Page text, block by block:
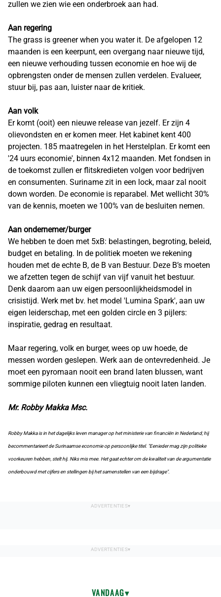
zullen we zien wie een onderbroek aan had.
Aan regering
The grass is greener when you water it. De afgelopen 12
maanden is een keerpunt, een overgang naar nieuwe tijd,
een nieuwe verhouding tussen economie en hoe wij de
opbrengsten onder de mensen zullen verdelen. Evalueer,
stuur bij, pas aan, luister naar de kritiek.
Aan volk
Er komt (ooit) een nieuwe release van jezelf. Er zijn 4
olievondsten en er komen meer. Het kabinet kent 400
projecten. 185 maatregelen in het Herstelplan. Er komt een
'24 uurs economie', binnen 4x12 maanden. Met fondsen in
de toekomst zullen er flitskredieten volgen voor bedrijven
en consumenten. Suriname zit in een lock, maar zal nooit
down worden. De economie is reparabel. Met wellicht 30%
van de kennis, moeten we 100% van de besluiten nemen.
Aan ondernemer/burger
We hebben te doen met 5xB: belastingen, begroting, beleid,
budget en betaling. In de politiek moeten we rekening
houden met de echte B, de B van Bestuur. Deze B’s moeten
we afzetten tegen de schijf van vijf vanuit het bestuur.
Denk daarom aan uw eigen persoonlijkheidsmodel in
crisistijd. Werk met bv. het model 'Lumina Spark', aan uw
eigen leiderschap, met een golden circle en 3 pijlers:
inspiratie, gedrag en resultaat.
Maar regering, volk en burger, wees op uw hoede, de
messen worden geslepen. Werk aan de ontevredenheid. Je
moet een pyromaan nooit een brand laten blussen, want
sommige piloten kunnen een vliegtuig nooit laten landen.
Mr. Robby Makka Msc.
Robby Makka is in het dagelijks leven manager op het ministerie van financiën in Nederland; hij
becommentarieert de Surinaamse economie op persoonlijke titel. "Eenieder mag zijn politieke
voorkeuren hebben, stelt hij. Niks mis mee. Het gaat echter om de kwaliteit van de argumentatie
onderbouwd met cijfers en stellingen bij het samenstellen van een bijdrage".
VANDAAG